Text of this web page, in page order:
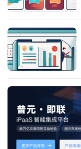
了
普
元
联
们